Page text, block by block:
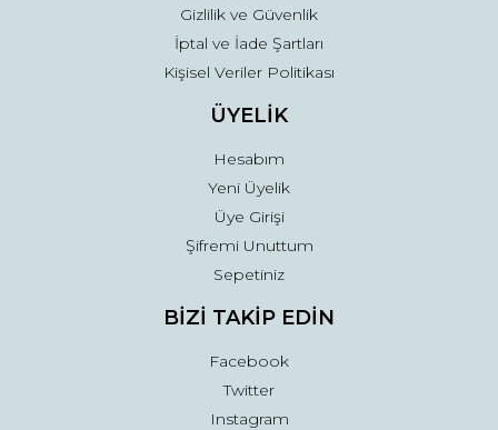
Gizlilik ve Güvenlik
İptal ve İade Şartları
Kişisel Veriler Politikası
ÜYELİK
Hesabım
Yeni Üyelik
Üye Girişi
Şifremi Unuttum
Sepetiniz
BİZİ TAKİP EDİN
Facebook
Twitter
Instagram